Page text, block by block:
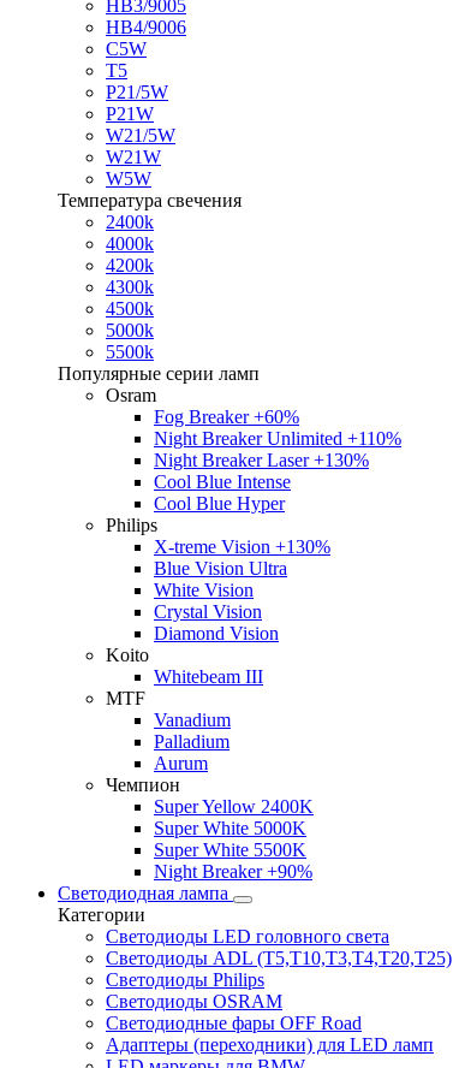
HB3/9005
HB4/9006
C5W
T5
P21/5W
P21W
W21/5W
W21W
W5W
Температура свечения
2400k
4000k
4200k
4300k
4500k
5000k
5500k
Популярные серии ламп
Osram
Fog Breaker +60%
Night Breaker Unlimited +110%
Night Breaker Laser +130%
Cool Blue Intense
Cool Blue Hyper
Philips
X-treme Vision +130%
Blue Vision Ultra
White Vision
Crystal Vision
Diamond Vision
Koito
Whitebeam III
MTF
Vanadium
Palladium
Aurum
Чемпион
Super Yellow 2400K
Super White 5000K
Super White 5500K
Night Breaker +90%
Светодиодная лампа
Категории
Светодиоды LED головного света
Светодиоды ADL (T5,T10,T3,T4,T20,T25)
Светодиоды Philips
Светодиоды OSRAM
Светодиодные фары OFF Road
Адаптеры (переходники) для LED ламп